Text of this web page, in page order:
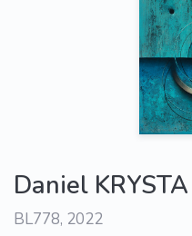
Daniel KRYSTA
BL778, 2022